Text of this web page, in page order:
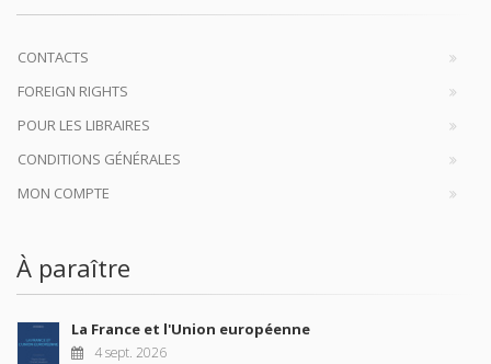
CONTACTS
FOREIGN RIGHTS
POUR LES LIBRAIRES
CONDITIONS GÉNÉRALES
MON COMPTE
À paraître
La France et l'Union européenne
4 sept. 2026